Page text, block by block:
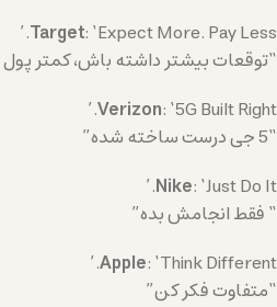
Target: ‘Expect More. Pay Less.’
“توقعات بیشتر داشته باش، کمتر پول
Verizon: ‘5G Built Right.’
“5 جی درست ساخته شده”
Nike: ‘Just Do It.’
“ فقط انجامش بده”
Apple: ‘Think Different.’
“متفاوت فکر کن”